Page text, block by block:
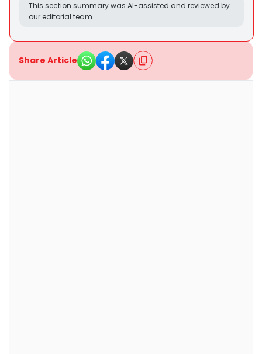
This section summary was AI-assisted and reviewed by
our editorial team.
Share Article